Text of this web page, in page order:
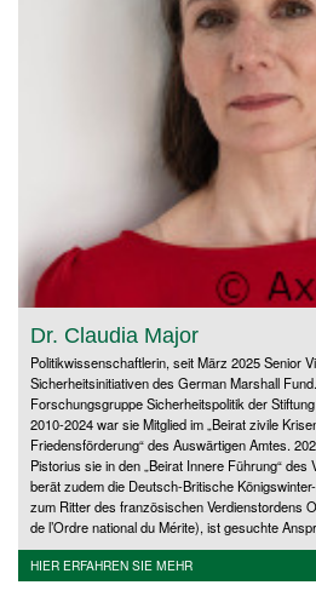
Dr. Claudia Major
Politikwissenschaftlerin, seit März 2025 Senior
Sicherheitsinitiativen des German Marshall
Forschungsgruppe Sicherheitspolitik der
2010-2024 war sie Mitglied im „Beirat zivile
Friedensförderung“ des Auswärtigen Amtes.
Pistorius sie in den „Beirat Innere Führung“ des
berät zudem die Deutsch-Britische
zum Ritter des französischen Verdienstordens
de l’Ordre national du Mérite), ist gesuchte
HIER ERFAHREN SIE MEHR